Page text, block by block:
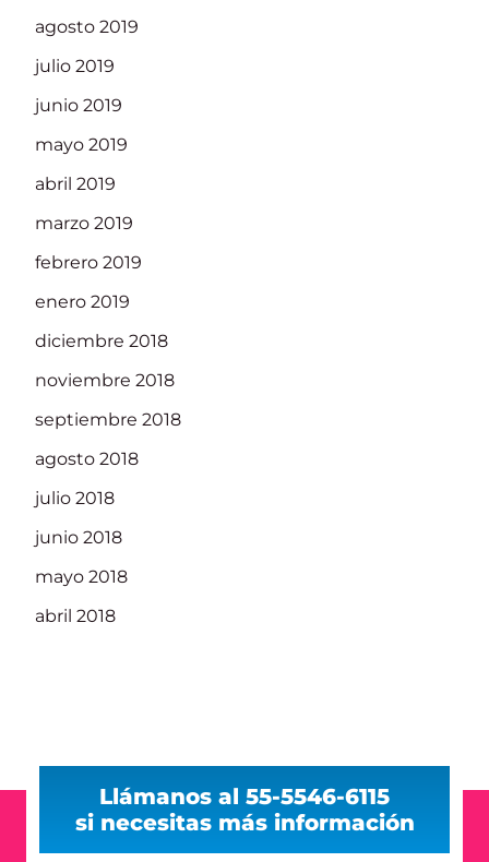
agosto 2019
julio 2019
junio 2019
mayo 2019
abril 2019
marzo 2019
febrero 2019
enero 2019
diciembre 2018
noviembre 2018
septiembre 2018
agosto 2018
julio 2018
junio 2018
mayo 2018
abril 2018
Llámanos al 55-5546-6115
si necesitas más información